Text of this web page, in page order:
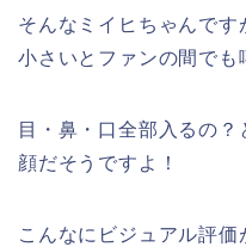
そんなミイヒちゃんで
小さいとファンの間でも
目・鼻・口全部入るの
顔だそうですよ！
こんなにビジュアル評